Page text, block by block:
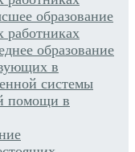
образование
работниках
образование
в
системы
помощи в